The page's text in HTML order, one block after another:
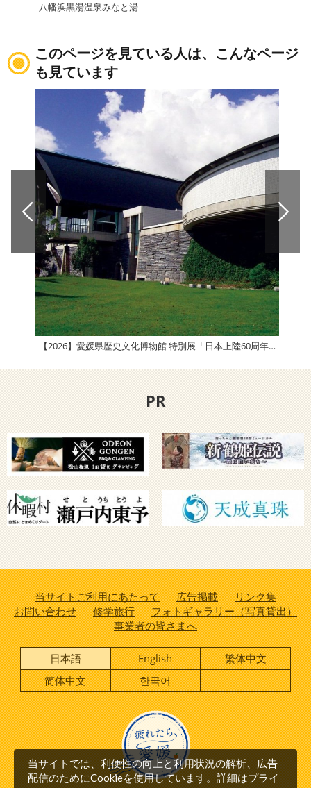
八幡浜黒湯温泉みなと湯
このページを見ている人は、こんなページ
も見ています
【2026】愛媛県歴史文化博物館 特別展「日本上陸60周年記念ガチャガチャ展」
PR
当サイトご利用にあたって 広告掲載
リンク集
お問い合わせ
修学旅行
フォトギャラリー（写真貸出）
事業者の皆さまへ
日本語 English
繁体中文
简体中文
한국어
当サイトでは、利便性の向上と利用状況の解析、広告
配信のためにCookieを使用しています。詳細はプライ